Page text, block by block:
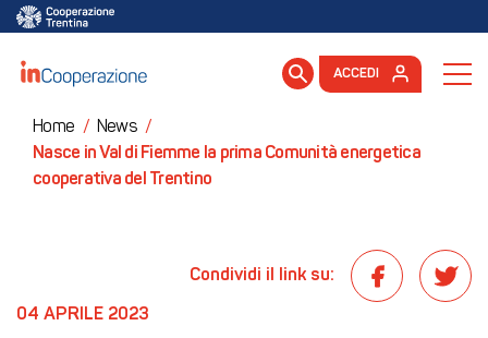
ACCEDI
Home / News /
Nasce in Val di Fiemme la prima Comunità energetica
cooperativa del Trentino
04 APRILE 2023
Condividi il link su: